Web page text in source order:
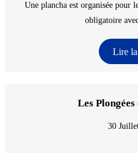
Une plancha est organisée pour
obligatoire
Lire
Les
30